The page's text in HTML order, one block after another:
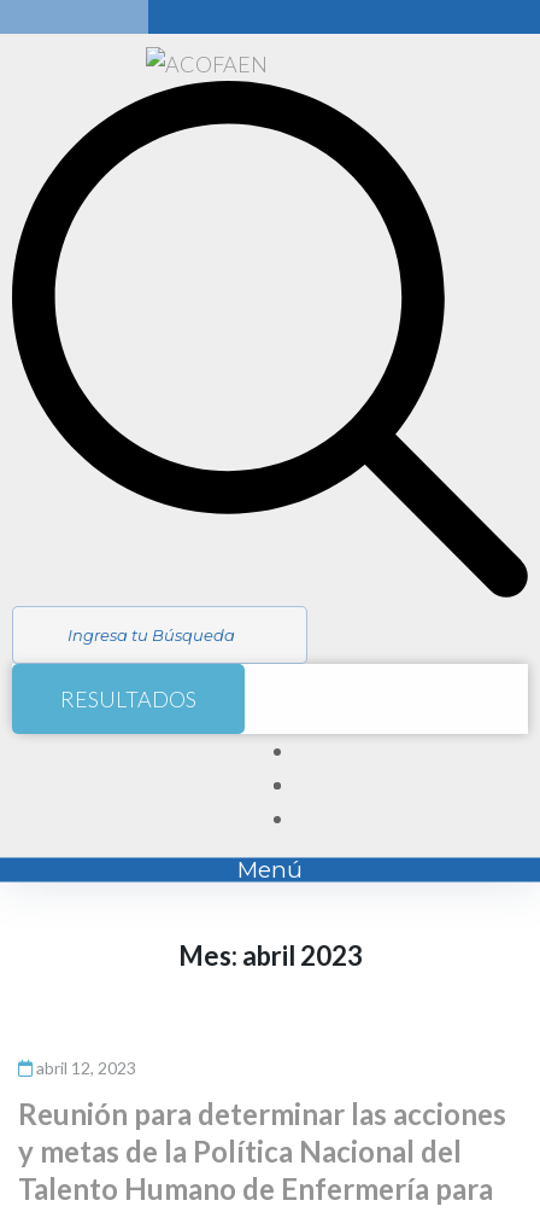
RESULTADOS
Menú
Mes: abril 2023
abril 12, 2023
Reunión para determinar las acciones
y metas de la Política Nacional del
Talento Humano de Enfermería para